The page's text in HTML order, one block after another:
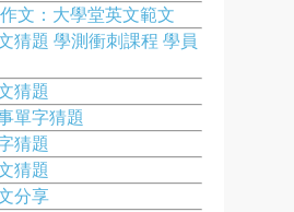
文：大學堂英文範文
猜題 學測衝刺課程 學員
猜題
單字猜題
猜題
猜題
分享